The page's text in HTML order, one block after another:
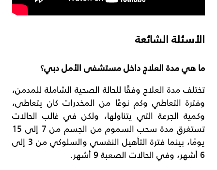
الأسئلة الشائعة
ما هي مدة العلاج داخل مستشفى الأمل دبي؟
تختلف مدة العلاج وفقًا للحالة الصحية الشاملة للمدمن،
وفترة التعاطي وكم نوعًا من المخدرات كان يتعاطى،
وكمية الجرعة التي يتناولها، ولكن في غالب الحالات
تستغرق مدة سحب السموم من الجسم من 7 إلى 15
يومًا، بينما فترة التأهيل النفسي والسلوكي من 3 إلى
6 أشهر، وفي الحالات الصعبة 9 أشهر.